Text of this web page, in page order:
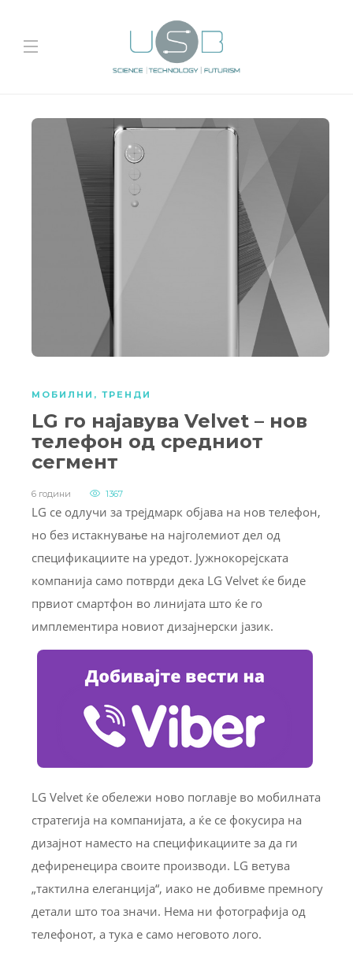
МОБИЛНИ , ТРЕНДИ
LG го најавува Velvet – нов
телефон од средниот
сегмент
6 години 1367
LG се одлучи за трејдмарк објава на нов телефон,
но без истакнување на најголемиот дел од
спецификациите на уредот. Јужнокорејската
компанија само потврди дека LG Velvet ќе биде
првиот смартфон во линијата што ќе го
имплементира новиот дизајнерски јазик.
LG Velvet ќе обележи ново поглавје во мобилната
стратегија на компанијата, а ќе се фокусира на
дизајнот наместо на спецификациите за да ги
дефиренецира своите производи. LG ветува
„тактилна елеганција“, иако не добивме премногу
детали што тоа значи. Нема ни фотографија од
телeфонот, а тука е само неговото лого.